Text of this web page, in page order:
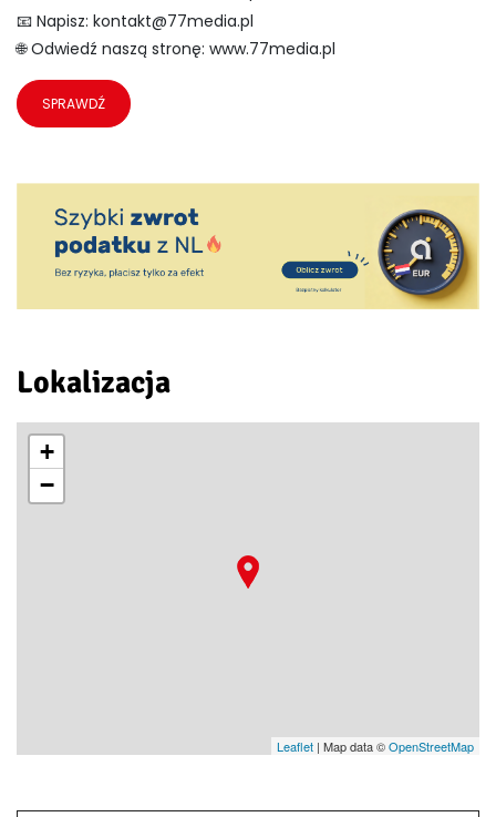
📧 Napisz: kontakt@77media.pl
🌐 Odwiedź naszą stronę: www.77media.pl
SPRAWDŹ
Lokalizacja
+
−
Leaflet | Map data ©OpenStreetMap